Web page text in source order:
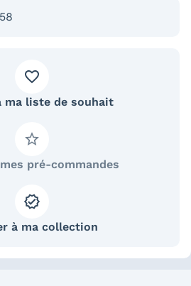
ma liste de souhait
pré-commandes
à ma collection